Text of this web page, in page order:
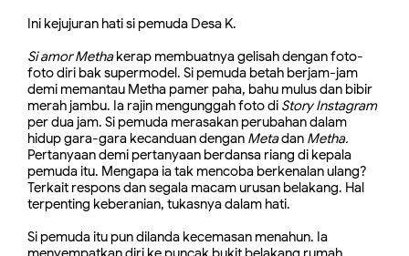
Ini kejujuran hati si pemuda Desa K.
Si amor Methakerap membuatnya gelisah dengan foto-
foto diri bak supermodel. Si pemuda betah berjam-jam
demi memantau Metha pamer paha, bahu mulus dan bibir
merah jambu. Ia rajin mengunggah foto di Story Instagram
per dua jam. Si pemuda merasakan perubahan dalam
hidup gara-gara kecanduan dengan Metadan Metha.
Pertanyaan demi pertanyaan berdansa riang di kepala
pemuda itu. Mengapa ia tak mencoba berkenalan ulang?
Terkait respons dan segala macam urusan belakang. Hal
terpenting keberanian, tukasnya dalam hati.
Si pemuda itu pun dilanda kecemasan menahun. Ia